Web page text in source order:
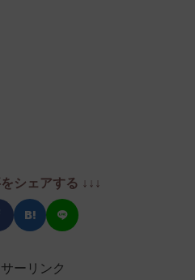
シェアする ↓↓↓
ーリンク